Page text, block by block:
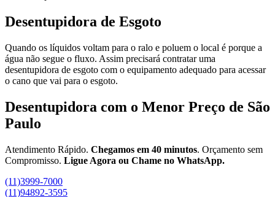
Desentupidora de Esgoto
Quando os líquidos voltam para o ralo e poluem o local é porque a
água não segue o fluxo. Assim precisará contratar uma
desentupidora de esgoto com o equipamento adequado para acessar
o cano que vai para o esgoto.
Desentupidora com o Menor Preço de São
Paulo
Atendimento Rápido. Chegamos em 40 minutos. Orçamento sem
Compromisso. Ligue Agora ou Chame no WhatsApp.
(11)3999-7000
(11)94892-3595